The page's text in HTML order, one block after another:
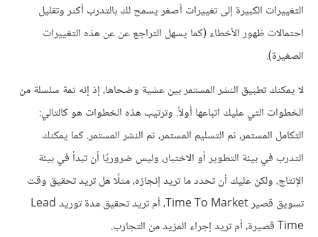
التغييرات الكبيرة إلى تغييرات أصغر يسمح لك بالتدرب أكثر وتقليل
احتمالات ظهور الأخطاء (كما يسهل التراجع عن عن هذه التغييرات
الصغيرة).
لا يمكنك تطبيق النشر المستمر بين عشية وضحاها، إذ إنه ثمة سلسلة من
الخطوات التي عليك اتباعها أولاً. وترتيب هذه الخطوات هو كالتالي:
التكامل المستمر، ثم التسليم المستمر، ثم النشر المستمر. كما يمكنك
التدرب في بيئة التطوير أو الاختبار، وليس ضروريًا أن تبدأ في بيئة
الإنتاج، ولكن عليك أن تحدد ما تريد إنجازه، مثلًا هل تريد تحقيق وقت
تسويق قصير Time To Market، أم تريد تحقيق مدة توريد Lead
Time قصيرة، أم تريد إجراء المزيد من التجارب.